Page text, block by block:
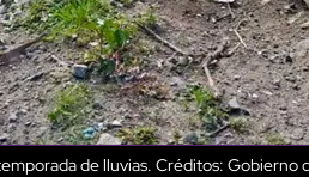
de lluvias. Créditos: Gobierno